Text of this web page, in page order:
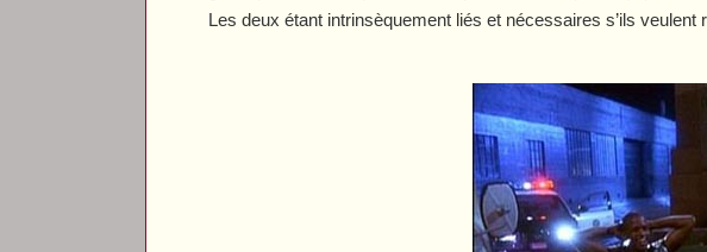
Les deux étant intrinsèquement liés et nécessaires s’ils veulent